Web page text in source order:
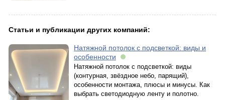
Статьи и публикации других компаний:
Натяжной потолок с подсветкой: виды и
особенности
Натяжной потолок с подсветкой: виды
(контурная, звёздное небо, парящий),
особенности монтажа, плюсы и минусы. Как
выбрать светодиодную ленту и полотно.